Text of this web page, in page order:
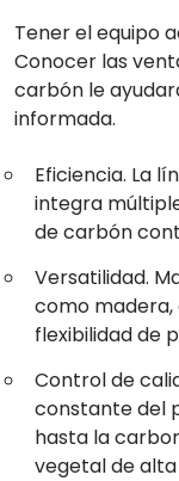
Tener el equipo
Conocer las
carbón le
informada.
Eficiencia. La
integra
de carbón
Versatilidad.
como
flexibilidad de
Control de
constante del
hasta la
vegetal de alta